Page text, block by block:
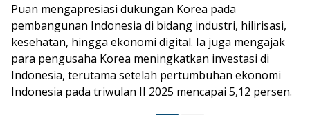
Puan mengapresiasi dukungan Korea pada
pembangunan Indonesia di bidang industri, hilirisasi,
kesehatan, hingga ekonomi digital. Ia juga mengajak
para pengusaha Korea meningkatkan investasi di
Indonesia, terutama setelah pertumbuhan ekonomi
Indonesia pada triwulan II 2025 mencapai 5,12 persen.